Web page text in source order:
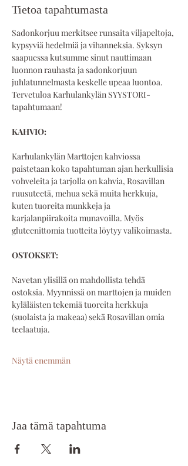
Tietoa tapahtumasta
Sadonkorjuu merkitsee runsaita viljapeltoja,
kypsyviä hedelmiä ja vihanneksia. Syksyn
saapuessa kutsumme sinut nauttimaan
luonnon rauhasta ja sadonkorjuun
juhlatunnelmasta keskelle upeaa luontoa.
Tervetuloa Karhulankylän SYYSTORI-
tapahtumaan!
KAHVIO:
Karhulankylän Marttojen kahviossa
paistetaan koko tapahtuman ajan herkullisia
vohveleita ja tarjolla on kahvia, Rosavillan
ruusuteetä, mehua sekä muita herkkuja,
kuten tuoreita munkkeja ja
karjalanpiirakoita munavoilla. Myös
gluteenittomia tuotteita löytyy valikoimasta.
OSTOKSET:
Navetan ylisillä on mahdollista tehdä
ostoksia. Myynnissä on marttojen ja muiden
kyläläisten tekemiä tuoreita herkkuja
(suolaista ja makeaa) sekä Rosavillan omia
teelaatuja.
Näytä enemmän
Jaa tämä tapahtuma